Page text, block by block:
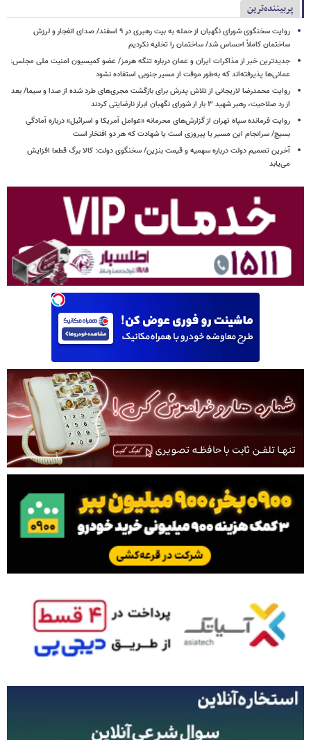
پربیننده‌ترین
روایت سخنگوی شورای نگهبان از حمله به بیت رهبری در ۹ اسفند/ صدای انفجار و لرزش
ساختمان کاملاً احساس شد/ ساختمان را تخلیه نکردیم
جدیدترین خبر از مذاکرات ایران و عمان درباره تنگه هرمز/ عضو کمیسیون امنیت ملی مجلس:
عمانی‌ها پذیرفته‌اند که به‌طور موقت از مسیر جنوبی استفاده نشود
روایت محمدرضا لاریجانی از تلاش پدرش برای بازگشت مجری‌های طرد شده از صدا و سیما/ بعد
از رد صلاحیت، رهبر شهید ۳ بار از شورای نگهبان ابراز نارضایتی کردند
روایت فرمانده سپاه تهران از گزارش‌های محرمانه «عوامل آمریکا و اسرائیل» درباره آمادگی
بسیج/ سرانجام این مسیر یا پیروزی است یا شهادت که هر دو افتخار است
آخرین تصمیم دولت درباره سهمیه و قیمت بنزین/ سخنگوی دولت: کالا برگ قطعا افزایش
می‌یابد